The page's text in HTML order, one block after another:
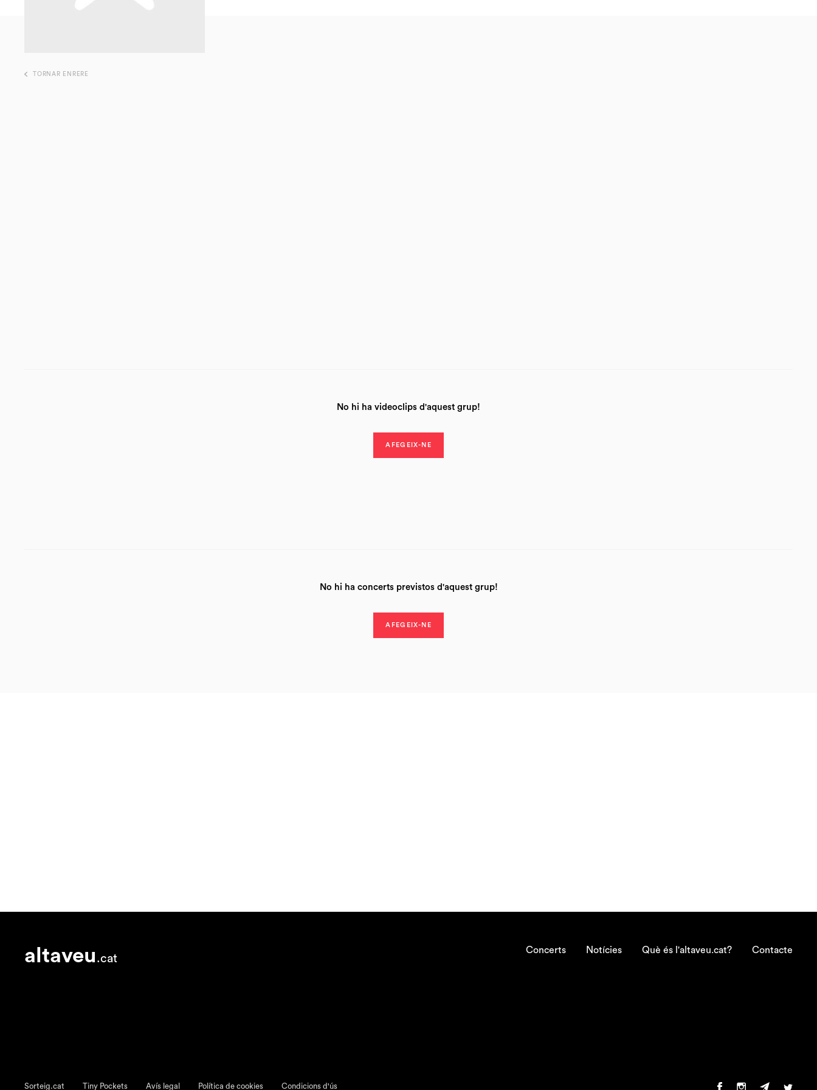
TORNAR ENRERE
No hi ha videoclips d'aquest grup!
AFEGEIX-NE
No hi ha concerts previstos d'aquest grup!
AFEGEIX-NE
altaveu.cat
Concerts Notícies Què és l'altaveu.cat? Contacte
Sorteig.cat Tiny Pockets Avís legal Política de cookies Condicions d'ús